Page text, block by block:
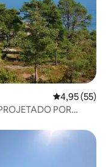
4,95 de uma
4,95 (55)